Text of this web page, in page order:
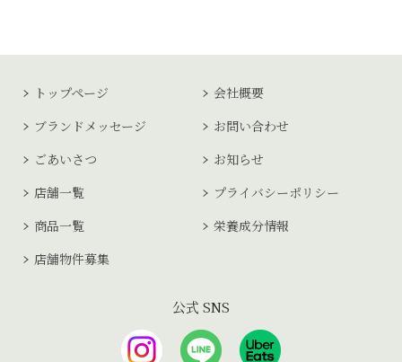
トップページ
会社概要
ブランドメッセージ
お問い合わせ
ごあいさつ
お知らせ
店舗一覧
プライバシーポリシー
商品一覧
栄養成分情報
店舗物件募集
公式 SNS